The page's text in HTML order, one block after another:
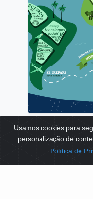
Usamos cookies para
personalização de
Política de
Jornadas
TEMAS: